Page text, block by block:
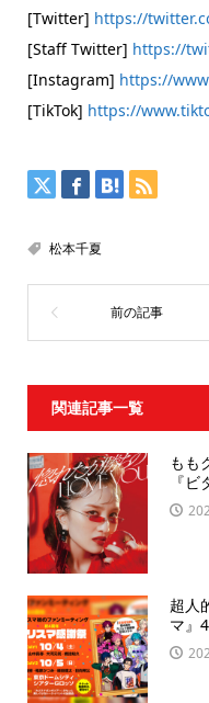
[Twitter] https://
[Staff Twitter] https://
[Instagram] https://
[TikTok] https://
松本千夏
関連記事一覧
もも
『
超人
マ』